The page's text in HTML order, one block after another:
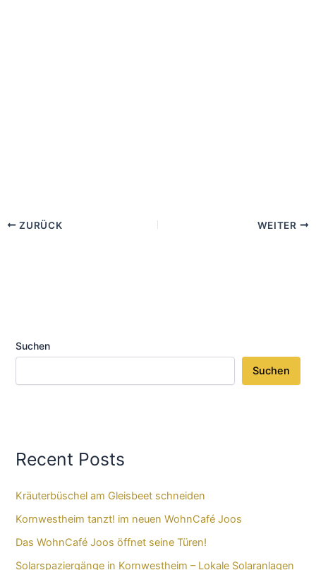
ZURÜCK WEITER
Suchen
Suchen
Recent Posts
Kräuterbüschel am Gleisbeet schneiden
Kornwestheim tanzt! im neuen WohnCafé Joos
Das WohnCafé Joos öffnet seine Türen!
Solarspaziergänge in Kornwestheim – Lokale Solaranlagen